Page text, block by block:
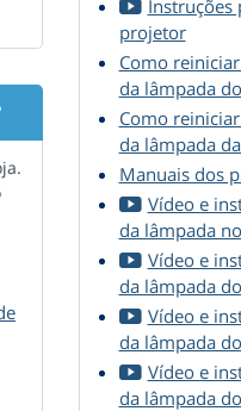
Instruções
projetor
Como
da lâmpada
Como
da lâmpada
Manuais dos
Vídeo e
da lâmpada
Vídeo e
da lâmpada
Vídeo e
da lâmpada
Vídeo e
da lâmpada